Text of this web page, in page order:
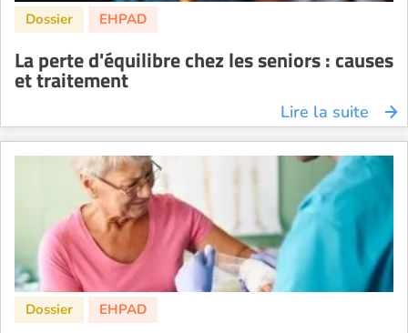
La perte d'équilibre chez les seniors : causes
et traitement
Lire la suite